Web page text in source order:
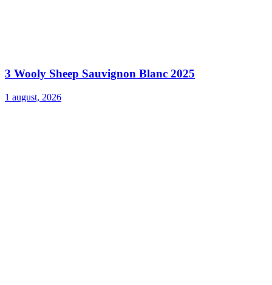
3 Wooly Sheep Sauvignon Blanc 2025
1 august, 2026